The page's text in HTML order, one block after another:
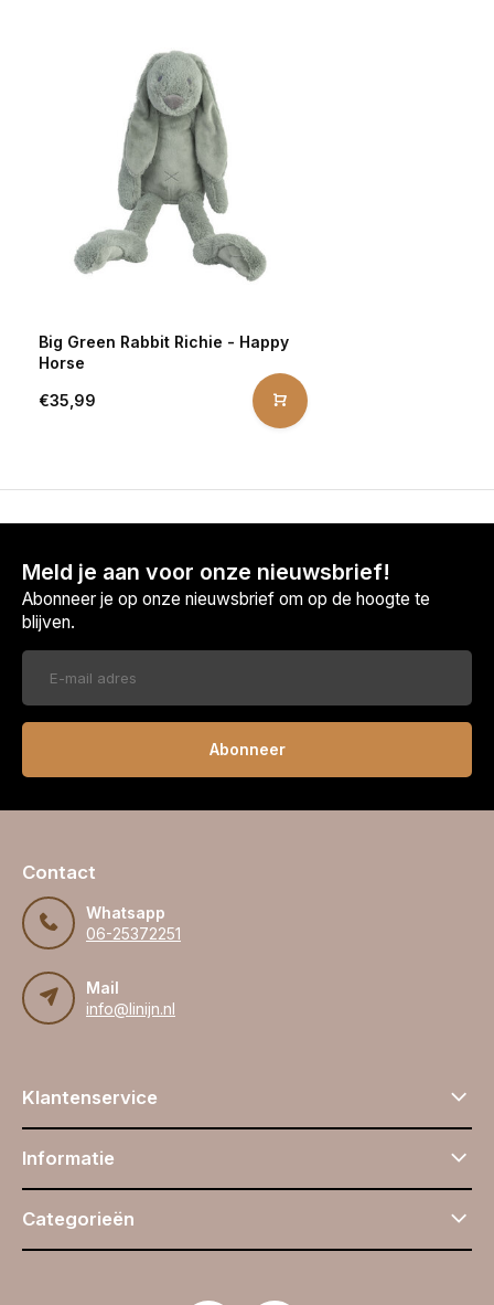
Big Green Rabbit Richie - Happy
Horse
€35,99
Meld je aan voor onze nieuwsbrief!
Abonneer je op onze nieuwsbrief om op de hoogte te
blijven.
Abonneer
Contact
Whatsapp
06-25372251
Mail
info@linijn.nl
Klantenservice
Informatie
Categorieën